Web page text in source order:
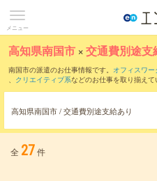
メニュー
高知県南国市 ×交通費別途支
南国市の派遣のお仕事情報です。 オフィスワ
、 クリエイティブ系などのお仕事を取り揃え
高知県南国市 / 交通費別途支給あり
全 27件